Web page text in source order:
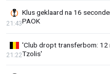
Klus geklaard na 16
PAOK
21:43
'Club dropt transferbom:
Tzolis'
21:22